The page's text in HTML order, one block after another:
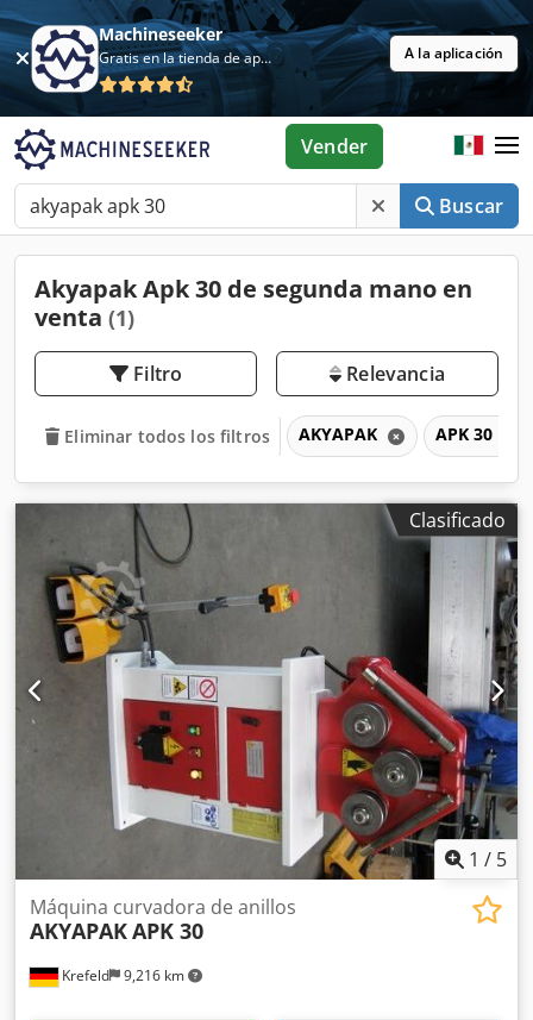
Machineseeker
Gratis en la tienda de aplicaciones A la aplicación
Buscar
Vender
Akyapak Apk 30 de segunda mano en
venta (1)
Filtro Relevancia
Eliminar todos los filtros AKYAPAK APK 30
Clasificado
1 / 5
Krefeld 9,216 km
Máquina curvadora de anillos
AKYAPAKAPK 30